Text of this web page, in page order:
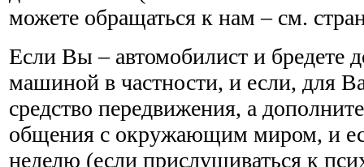
можете обращаться к нам – см.
Если Вы – автомобилист и бредете
машиной в частности, и если, для
средство передвижения, а
общения с окружающим миром, и
неделю (если прислушиваться к